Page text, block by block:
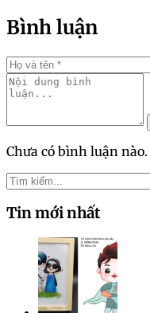
Bình luận
Chưa có bình luận
Tin mới nhất